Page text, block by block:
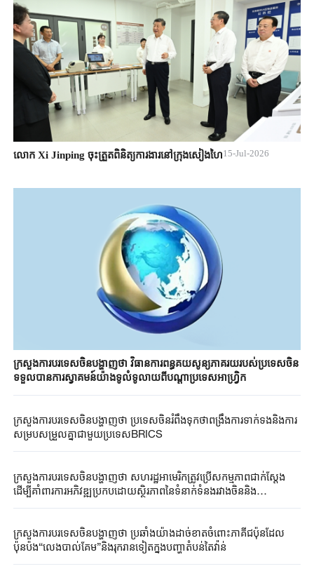
លោក Xi Jinping ចុះត្រួតពិនិត្យការងារនៅក្រុងសៀងហៃ15-Jul-2026
ក្រសួងការបរទេសចិនបង្ហាញថា វិធានការពន្ធគយសូន្យភាគរយរបស់ប្រទេសចិន
ក្រសួងការបរទេសចិនបង្ហាញថា ប្រទេសចិនរំពឹងទុកថាពង្រឹងការទាក់ទងនិងការ
ក្រសួងការបរទេសចិនបង្ហាញថា សហរដ្ឋអាមេរិកត្រូវប្រើសកម្មភាពជាក់ស្តែង
ដើម្បីគាំពារការអភិវឌ្ឍប្រកបដោយស្ថិរភាពនៃទំនាក់ទំនងរវាងចិននិង
ក្រសួងការបរទេសចិនបង្ហាញថា ប្រឆាំងយ៉ាងដាច់ខាតចំពោះភាគីជប៉ុនដែល
ប៉ុនប៉ង“លេងបាល់គែម”និងរុករានទៀតក្នុងបញ្ហាតំបន់តៃវ៉ាន់